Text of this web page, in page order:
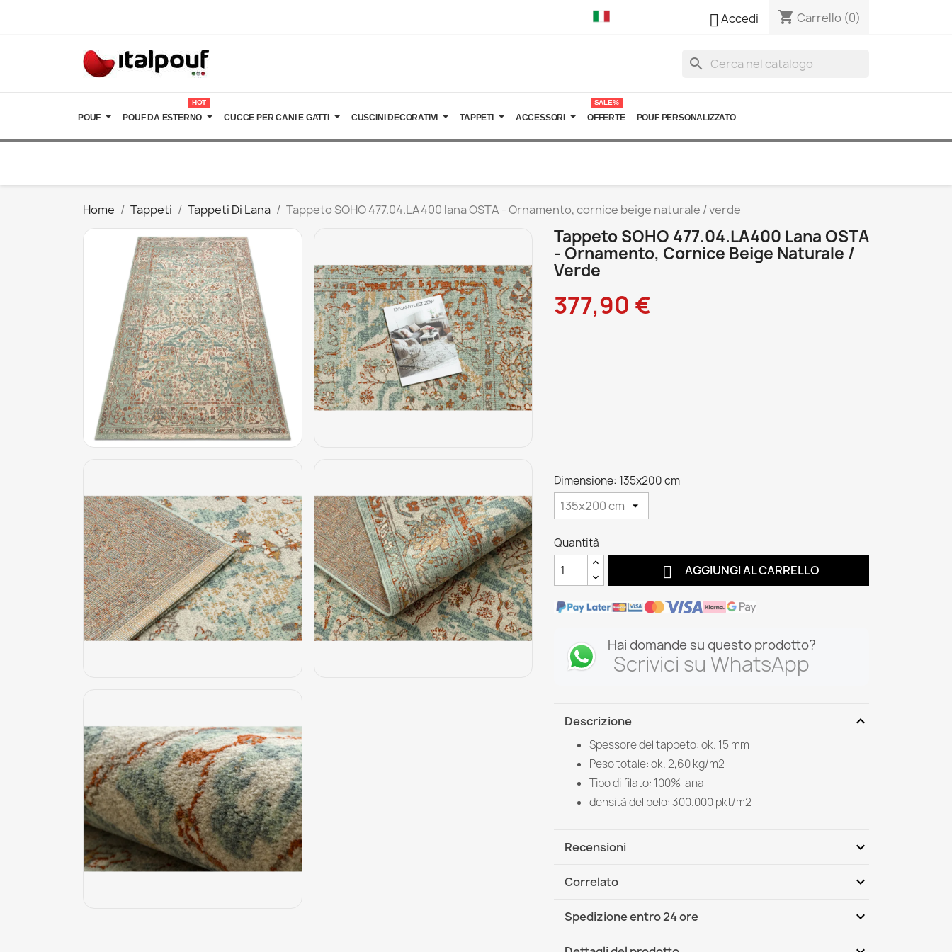
Accedi shopping_cart Carrello (0)
search
POUF POUF DA ESTERNO
HOT
CUCCE PER CANI E GATTI CUSCINI DECORATIVI TAPPETI ACCESSORI OFFERTE
SALE%
POUF PERSONALIZZATO
Home Tappeti Tappeti Di Lana Tappeto SOHO 477.04.LA400 lana OSTA - Ornamento, cornice beige naturale / verde
Tappeto SOHO 477.04.LA400 Lana OSTA
- Ornamento, Cornice Beige Naturale /
Verde
377,90 €
Dimensione: 135x200 cm
Quantità
 AGGIUNGI AL CARRELLO
Hai domande su questo prodotto?
Scrivici su WhatsApp
Descrizione expand_more
Spessore del tappeto: ok. 15 mm
Peso totale: ok. 2,60 kg/m2
Tipo di filato: 100% lana
densità del pelo: 300.000 pkt/m2
Recensioni expand_more
Correlato expand_more
Spedizione entro 24 ore expand_more
DHL / GLS International